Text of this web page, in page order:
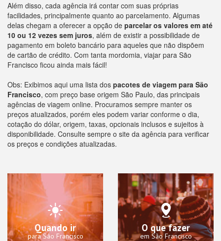
Além disso, cada agência irá contar com suas próprias
facilidades, principalmente quanto ao parcelamento. Algumas
delas chegam a oferecer a opção de parcelar os valores em até
10 ou 12 vezes sem juros, além de existir a possibilidade de
pagamento em boleto bancário para aqueles que não dispõem
de cartão de crédito. Com tanta mordomia, viajar para São
Francisco ficou ainda mais fácil!
Obs: Exibimos aqui uma lista dos pacotes de viagem para São
Francisco, com preço base origem São Paulo, das principais
agências de viagem online. Procuramos sempre manter os
preços atualizados, porém eles podem variar conforme o dia,
cotação do dólar, origem, taxas, opcionais inclusos e sujeitos à
disponibilidade. Consulte sempre o site da agência para verificar
os preços e condições atualizadas.
Quando ir
para São Francisco
O que fazer
em São Francisco